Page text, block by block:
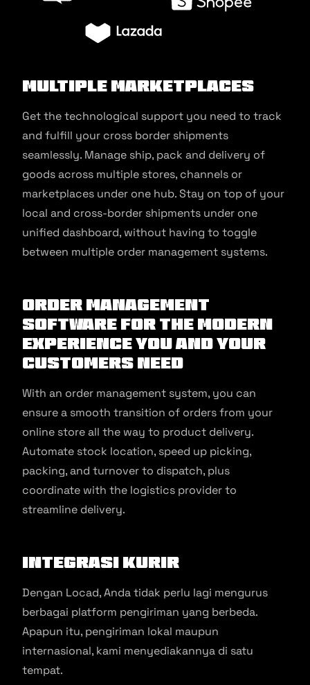
Multiple marketplaces
Get the technological support you need to track
and fulfill your cross border shipments
seamlessly. Manage ship, pack and delivery of
goods across multiple stores, channels or
marketplaces under one hub. Stay on top of your
local and cross-border shipments under one
unified dashboard, without having to toggle
between multiple order management systems.
Order management
software for the modern
experience you and your
customers need
With an order management system, you can
ensure a smooth transition of orders from your
online store all the way to product delivery.
Automate stock location, speed up picking,
packing, and turnover to dispatch, plus
coordinate with the logistics provider to
streamline delivery.
Integrasi Kurir
Dengan Locad, Anda tidak perlu lagi mengurus
berbagai platform pengiriman yang berbeda.
Apapun itu, pengiriman lokal maupun
internasional, kami menyediakannya di satu
tempat.